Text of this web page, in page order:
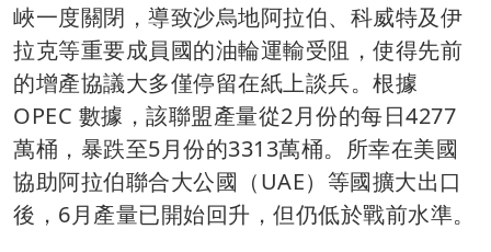
峽一度關閉，導致沙烏地阿拉伯、科威特及伊
拉克等重要成員國的油輪運輸受阻，使得先前
的增產協議大多僅停留在紙上談兵。根據
OPEC 數據，該聯盟產量從2月份的每日4277
萬桶，暴跌至5月份的3313萬桶。所幸在美國
協助阿拉伯聯合大公國（UAE）等國擴大出口
後，6月產量已開始回升，但仍低於戰前水準。